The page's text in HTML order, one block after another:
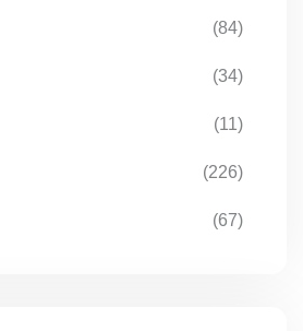
(84)
(34)
(11)
(226)
(67)